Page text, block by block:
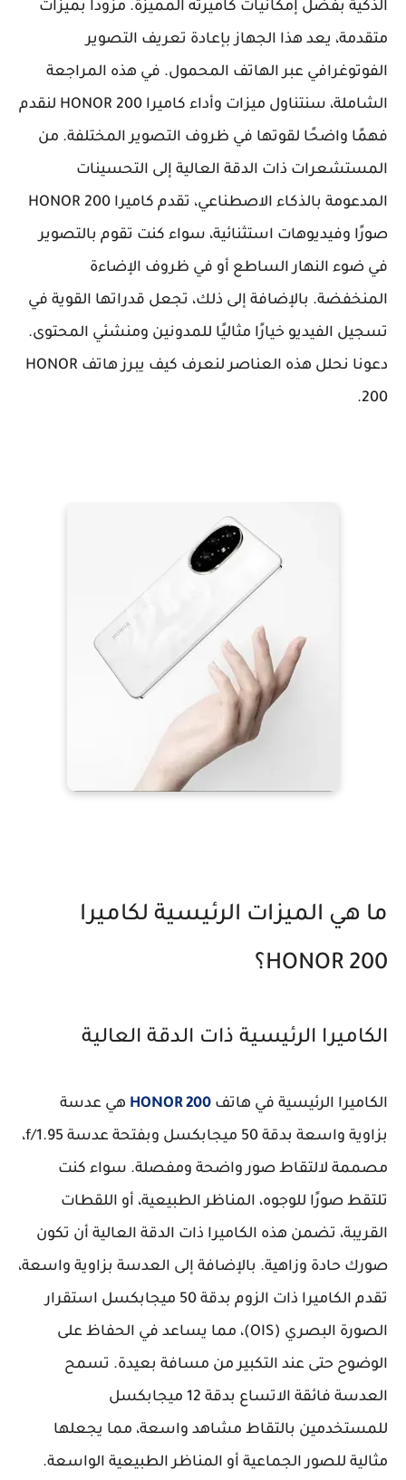
الذكية بفضل إمكانيات كاميرته المميزة. مزودًا بميزات
متقدمة، يعد هذا الجهاز بإعادة تعريف التصوير
الفوتوغرافي عبر الهاتف المحمول. في هذه المراجعة
الشاملة، سنتناول ميزات وأداء كاميرا HONOR 200 لنقدم
فهمًا واضحًا لقوتها في ظروف التصوير المختلفة. من
المستشعرات ذات الدقة العالية إلى التحسينات
المدعومة بالذكاء الاصطناعي، تقدم كاميرا HONOR 200
صورًا وفيديوهات استثنائية، سواء كنت تقوم بالتصوير
في ضوء النهار الساطع أو في ظروف الإضاءة
المنخفضة. بالإضافة إلى ذلك، تجعل قدراتها القوية في
تسجيل الفيديو خيارًا مثاليًا للمدونين ومنشئي المحتوى.
دعونا نحلل هذه العناصر لنعرف كيف يبرز هاتف HONOR
200.
ما هي الميزات الرئيسية لكاميرا
HONOR 200؟
الكاميرا الرئيسية ذات الدقة العالية
الكاميرا الرئيسية في هاتف HONOR 200 هي عدسة
بزاوية واسعة بدقة 50 ميجابكسل وبفتحة عدسة f/1.95،
مصممة لالتقاط صور واضحة ومفصلة. سواء كنت
تلتقط صورًا للوجوه، المناظر الطبيعية، أو اللقطات
القريبة، تضمن هذه الكاميرا ذات الدقة العالية أن تكون
صورك حادة وزاهية. بالإضافة إلى العدسة بزاوية واسعة،
تقدم الكاميرا ذات الزوم بدقة 50 ميجابكسل استقرار
الصورة البصري (OIS)، مما يساعد في الحفاظ على
الوضوح حتى عند التكبير من مسافة بعيدة. تسمح
العدسة فائقة الاتساع بدقة 12 ميجابكسل
للمستخدمين بالتقاط مشاهد واسعة، مما يجعلها
مثالية للصور الجماعية أو المناظر الطبيعية الواسعة.